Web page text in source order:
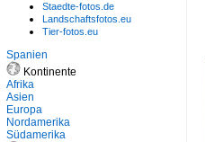
Staedte-fotos.de
Landschaftsfotos.eu
Tier-fotos.eu
Spanien
Kontinente
Afrika
Asien
Europa
Nordamerika
Südamerika